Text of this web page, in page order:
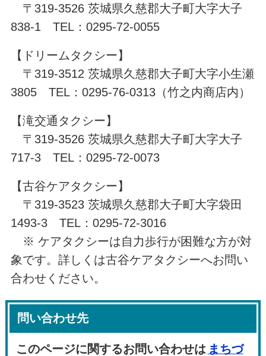
〒319-3526 茨城県久慈郡大子町大字大子
838-1 TEL：0295-72-0055
【ドリームタクシー】
〒319-3512 茨城県久慈郡大子町大字小生瀬
3805 TEL：0295-76-0313（竹之内商店内）
【滝交通タクシー】
〒319-3526 茨城県久慈郡大子町大字大子
717-3 TEL：0295-72-0073
【古谷ケアタクシー】
〒319-3523 茨城県久慈郡大子町大字袋田
1493-3 TEL：0295-72-3016
※ ケアタクシーは自力歩行が困難な方が対
象です。詳しくは古谷ケアタクシーへお問い
合わせください。
問い合わせ先
このページに関するお問い合わせは まちづ